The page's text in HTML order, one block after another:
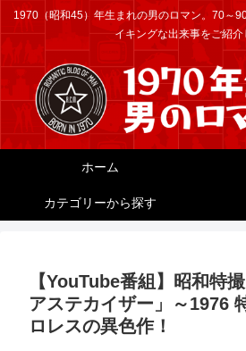
1970（昭和45）年生まれの男のロマン。70～
イキングな出来事をご紹介
ホーム
カテゴリーから探す
【YouTube番組】昭和特
アステカイザー」～1976
ロレスの異色作！